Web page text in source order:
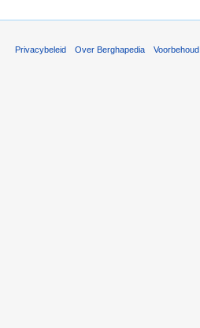
Privacybeleid Over Berghapedia Voorbehoud